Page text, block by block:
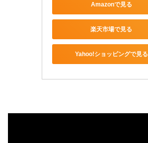
Amazonで見る
楽天市場で見る
Yahoo!ショッピングで見る